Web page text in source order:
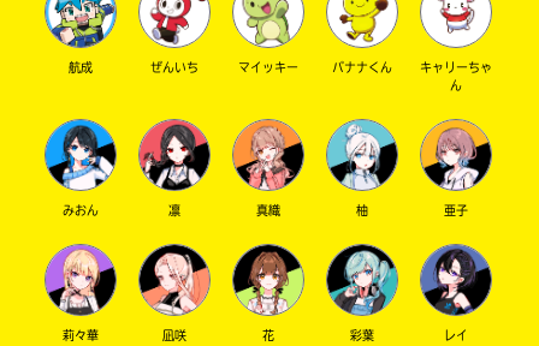
マシンガントークは得意なんだ？？
ふうん。つまり、可愛いんだ？w
いやわかるよ、るりは可愛いよ〜！w
カッコつけたいし！w本音出てるぞ〜
いやいやごめんね？私ボケとツッコミ磨く係だ
から（？）
キミノマチ全体でお笑いコンビ組めるように、
日々努力してるんですよ〜（？）
もうっ今回も長文だなんて、るりのこと好きす
ぎる証だわっ！w
いえいえ〜
航成 ぜんいち マイッキー バナナくん
キャリーちゃ
ん
みおん 凛 真織 柚 亜子
莉々華 凪咲 花 彩葉 レイ